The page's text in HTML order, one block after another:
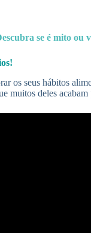
se é mito ou
os seus hábitos
muitos deles acabam